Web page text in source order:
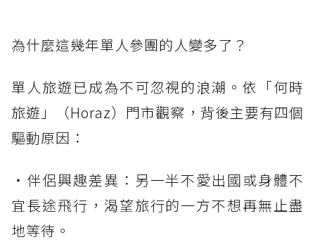
為什麼這幾年單人參團的人變多了？
單人旅遊已成為不可忽視的浪潮。依「何時
旅遊」（Horaz）門市觀察，背後主要有四個
驅動原因：
・伴侶興趣差異：另一半不愛出國或身體不
宜長途飛行，渴望旅行的一方不想再無止盡
地等待。